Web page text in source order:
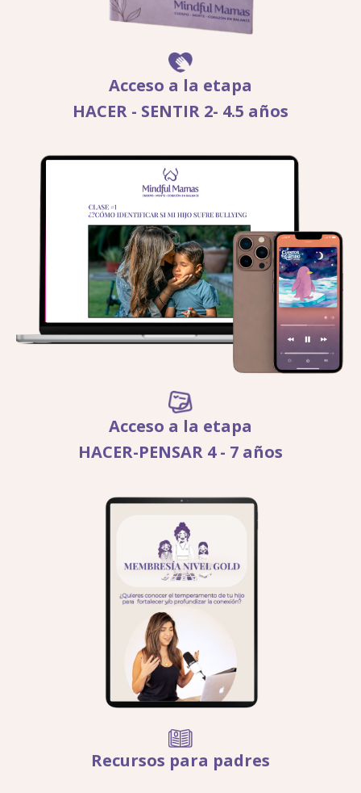
Acceso a la etapa
HACER - SENTIR 2- 4.5 años
Acceso a la etapa
HACER-PENSAR 4 - 7 años
Recursos para padres